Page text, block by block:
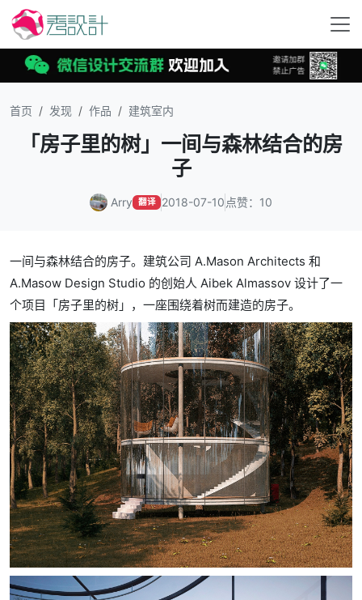
首页 发现 作品 建筑室内
「房子里的树」一间与森林结合的房
子
Arry 翻译 2018-07-10 点赞：10
一间与森林结合的房子。建筑公司 A.Mason Architects 和
A.Masow Design Studio 的创始人 Aibek Almassov 设计了一
个项目「房子里的树」，一座围绕着树而建造的房子。